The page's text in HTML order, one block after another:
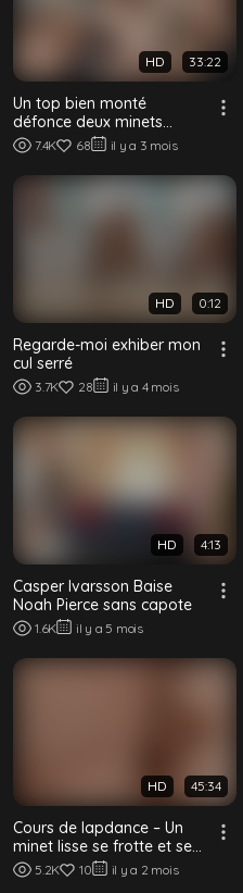
HD 33:22
Un top bien monté
défonce deux minets
soumis sans capote
7.4K 68 il y a 3 mois
HD 0:12
Regarde-moi exhiber mon
cul serré
3.7K 28 il y a 4 mois
HD 4:13
Casper Ivarsson Baise
Noah Pierce sans capote
1.6K il y a 5 mois
HD 45:34
Cours de lapdance – Un
minet lisse se frotte et se
fait baiser sans capote
5.2K 10 il y a 2 mois